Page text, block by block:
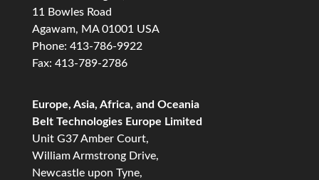
11 Bowles Road
Agawam, MA 01001 USA
Phone: 413-786-9922
Fax: 413-789-2786
Europe, Asia, Africa, and Oceania
Belt Technologies Europe Limited
Unit G37 Amber Court,
William Armstrong Drive,
Newcastle upon Tyne,